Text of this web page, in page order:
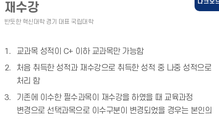
재수강
교과목 성적이 C+ 이하 교과목만 가능함
처음 취득한 성적과 재수강으로 취득한 성적 중 나중 성적으로
처리 함
기존에 이수한 필수과목이 재수강을 하였을 때 교육과정
변경으로 선택과목으로 이수구분이 변경되었을 경우는 본인의